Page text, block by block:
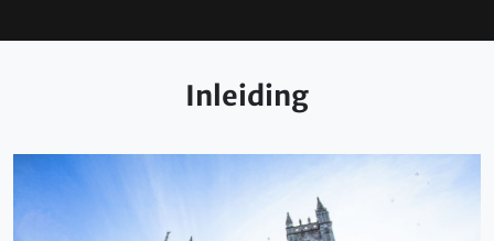
Inleiding